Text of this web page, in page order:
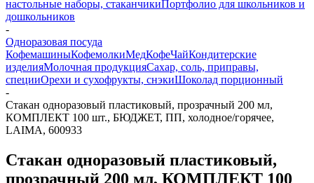
настольные наборы, стаканчикиПортфолио для школьников и
дошкольников
-
Одноразовая посуда
КофемашиныКофемолкиМедКофеЧайКондитерские
изделияМолочная продукцияСахар, соль, приправы,
специиОрехи и сухофрукты, снэкиШоколад порционный
-
Стакан одноразовый пластиковый, прозрачный 200 мл,
КОМПЛЕКТ 100 шт., БЮДЖЕТ, ПП, холодное/горячее,
LAIMA, 600933
Стакан одноразовый пластиковый,
прозрачный 200 мл, КОМПЛЕКТ 100